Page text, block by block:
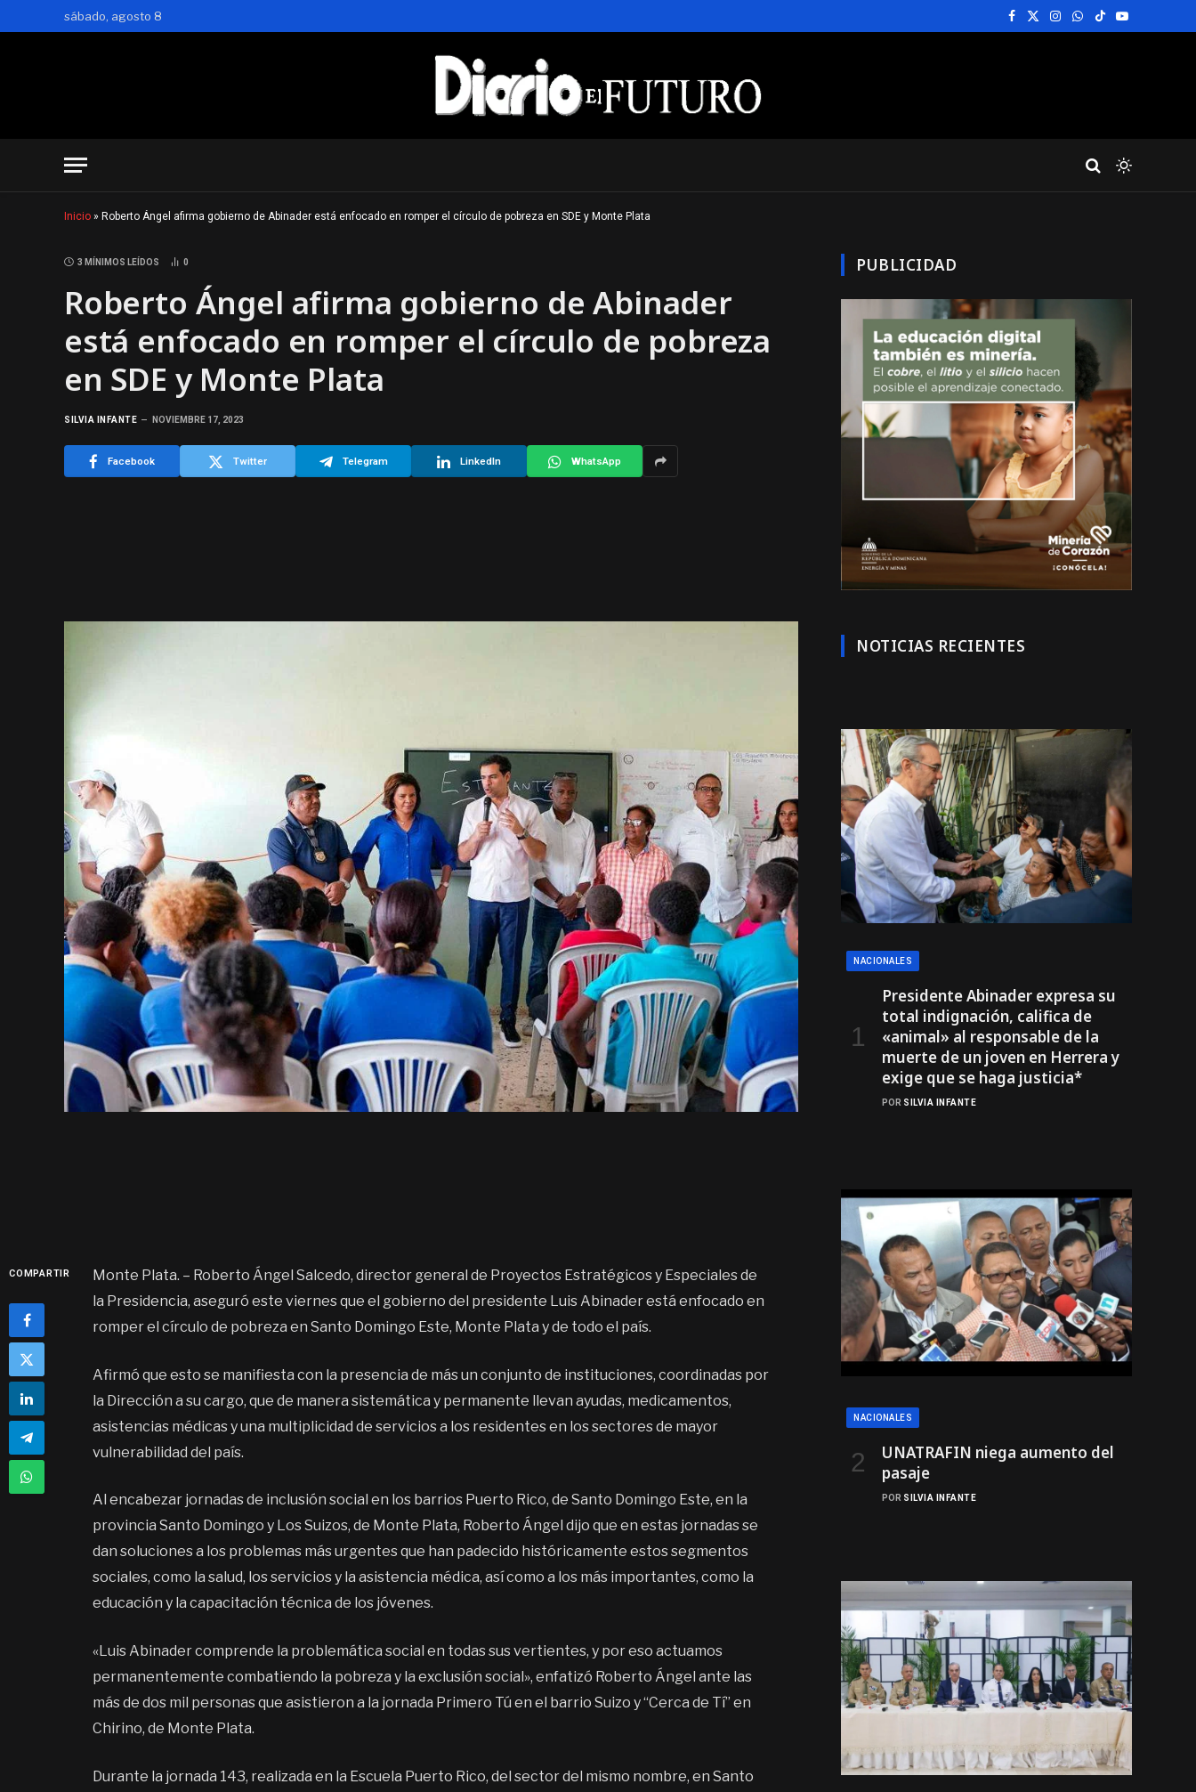
sábado, agosto 8
Facebook
X
Instagram
WhatsApp
TikTokYouTube
Inicio » Roberto Ángel afirma gobierno de Abinader está enfocado en romper el círculo de pobreza en SDE y Monte Plata
3 MÍNIMOS LEÍDOS 0
Roberto Ángel afirma gobierno de Abinader
está enfocado en romper el círculo de pobreza
en SDE y Monte Plata
SILVIA INFANTE NOVIEMBRE 17, 2023
Facebook Twitter Telegram LinkedIn WhatsApp
COMPARTIR
Monte Plata. – Roberto Ángel Salcedo, director general de Proyectos Estratégicos y Especiales de
la Presidencia, aseguró este viernes que el gobierno del presidente Luis Abinader está enfocado en
romper el círculo de pobreza en Santo Domingo Este, Monte Plata y de todo el país.
Afirmó que esto se manifiesta con la presencia de más un conjunto de instituciones, coordinadas por
la Dirección a su cargo, que de manera sistemática y permanente llevan ayudas, medicamentos,
asistencias médicas y una multiplicidad de servicios a los residentes en los sectores de mayor
vulnerabilidad del país.
Al encabezar jornadas de inclusión social en los barrios Puerto Rico, de Santo Domingo Este, en la
provincia Santo Domingo y Los Suizos, de Monte Plata, Roberto Ángel dijo que en estas jornadas se
dan soluciones a los problemas más urgentes que han padecido históricamente estos segmentos
sociales, como la salud, los servicios y la asistencia médica, así como a los más importantes, como la
educación y la capacitación técnica de los jóvenes.
«Luis Abinader comprende la problemática social en todas sus vertientes, y por eso actuamos
permanentemente combatiendo la pobreza y la exclusión social», enfatizó Roberto Ángel ante las
más de dos mil personas que asistieron a la jornada Primero Tú en el barrio Suizo y “Cerca de Tí” en
Chirino, de Monte Plata.
Durante la jornada 143, realizada en la Escuela Puerto Rico, del sector del mismo nombre, en Santo
PUBLICIDAD
NOTICIAS RECIENTES
NACIONALES
Presidente Abinader expresa su
total indignación, califica de
«animal» al responsable de la
muerte de un joven en Herrera y
exige que se haga justicia*
POR SILVIA INFANTE
NACIONALES
UNATRAFIN niega aumento del
pasaje
POR SILVIA INFANTE